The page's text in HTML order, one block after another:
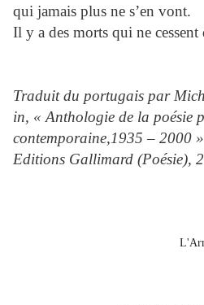
qui jamais plus ne s’en vont.
Il y a des morts qui ne cessent
Traduit du portugais par
in, « Anthologie de la poésie
contemporaine,1935 – 2000 »
Editions Gallimard (Poésie),